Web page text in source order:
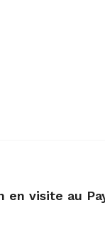
en visite au